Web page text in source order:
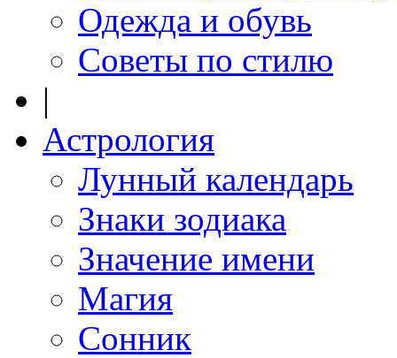
Одежда и обувь
Советы по стилю
|
Астрология
Лунный календарь
Знаки зодиака
Значение имени
Магия
Сонник